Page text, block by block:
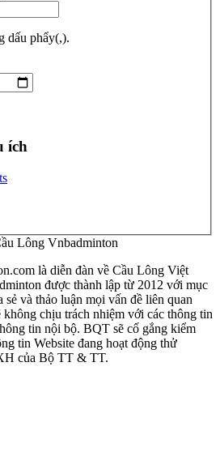
dấu phẩy(,).
ích
Lông Vnbadminton
là diễn đàn về Cầu Lông Việt
được thành lập từ 2012 với mục
và thảo luận mọi vấn đề liên quan
chịu trách nhiệm với các thông tin
tin nội bộ. BQT sẽ cố gắng kiểm
tin Website đang hoạt động thử
của Bộ TT & TT.